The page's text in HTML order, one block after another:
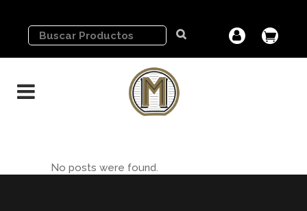
No posts were found.